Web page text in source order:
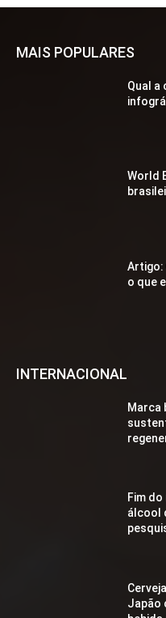
MAIS POPULARES
Qual a
World
Artigo:
o que
INTERNACIONAL
Marca
Fim
álcool
Japão